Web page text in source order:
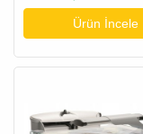
Ürün İncele